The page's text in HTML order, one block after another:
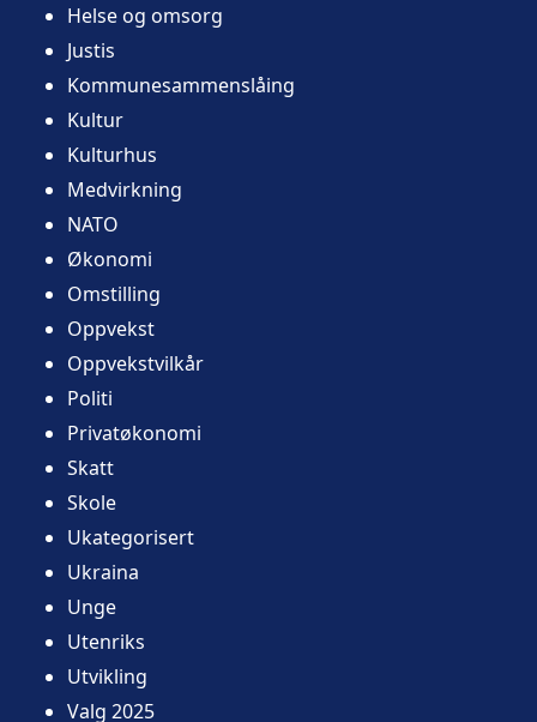
Helse og omsorg
Justis
Kommunesammenslåing
Kultur
Kulturhus
Medvirkning
NATO
Økonomi
Omstilling
Oppvekst
Oppvekstvilkår
Politi
Privatøkonomi
Skatt
Skole
Ukategorisert
Ukraina
Unge
Utenriks
Utvikling
Valg 2025